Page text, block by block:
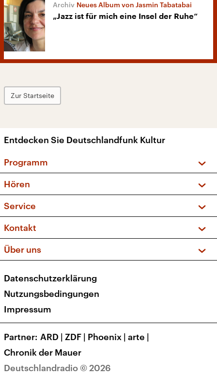
Neues Album von Jasmin Tabatabai
„Jazz ist für mich eine Insel der Ruhe“
Zur Startseite
Entdecken Sie Deutschlandfunk Kultur
Programm
Sendungen und Podcasts
Musikliste
Kakadu – Das Kinderprogramm
Hören
Frequenzen (UKW + DAB+)
Service
FAQ
Apps
Newsletter
Veranstaltungen
Kontakt
Social Media
Über uns
Presse
Karriere
Transparenz
Deutschlandradio © 2026
Datenschutzerklärung
Nutzungsbedingungen
Impressum
Partner ARD | ZDF | Phoenix | arte |
Chronik der Mauer